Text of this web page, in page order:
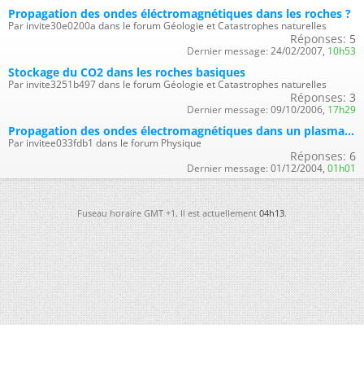
Propagation des ondes éléctromagnétiques dans les roches ?
Par invite30e0200a dans le forum Géologie et Catastrophes naturelles
Réponses: 5
Dernier message: 24/02/2007, 10h53
Stockage du CO2 dans les roches basiques
Par invite3251b497 dans le forum Géologie et Catastrophes naturelles
Réponses: 3
Dernier message: 09/10/2006, 17h29
Propagation des ondes électromagnétiques dans un plasma...
Par invitee033fdb1 dans le forum Physique
Réponses: 6
Dernier message: 01/12/2004, 01h01
Fuseau horaire GMT +1. Il est actuellement04h13.